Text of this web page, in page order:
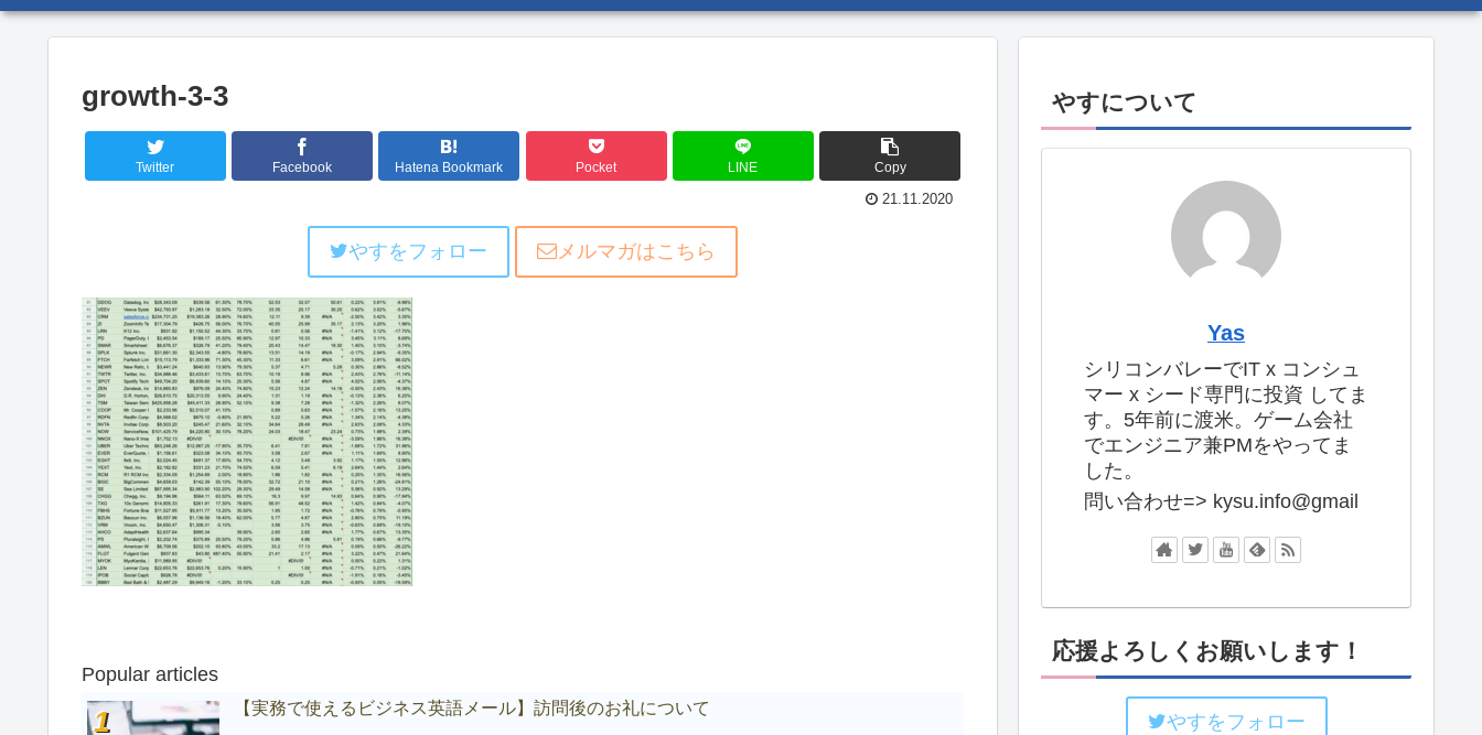
growth-3-3
Twitter Facebook Hatena Bookmark Pocket LINE Copy
21.11.2020
やすをフォロー メルマガはこちら
Popular articles
【実務で使えるビジネス英語メール】訪問後のお礼について
やすについて
Yas
シリコンバレーでIT x コンシュ
マー x シード専門に投資 してま
す。5年前に渡米。ゲーム会社
でエンジニア兼PMをやってま
した。
問い合わせ=> kysu.info@gmail
応援よろしくお願いします！
やすをフォロー